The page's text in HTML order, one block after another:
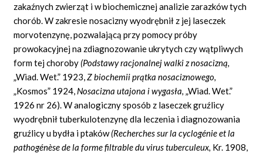
zakaźnych zwierząt i w biochemicznej analizie zarazków tych
chorób. W zakresie nosacizny wyodrębnił z jej laseczek
morvotenzynę, pozwalającą przy pomocy próby
prowokacyjnej na zdiagnozowanie ukrytych czy wątpliwych
form tej choroby (Podstawy racjonalnej walki z nosacizną,
„Wiad. Wet.” 1923,Z biochemii prątka nosaciznowego,
„Kosmos” 1924, Nosacizna utajona i wygasła,„Wiad. Wet.”
1926 nr 26). W analogiczny sposób z laseczek gruźlicy
wyodrębnił tuberkulotenzynę dla leczenia i diagnozowania
gruźlicy u bydła i ptaków(Recherches sur la cyclogénieet la
pathogénèsedela formefiltrabledu virus tuberculeux, Kr. 1908,